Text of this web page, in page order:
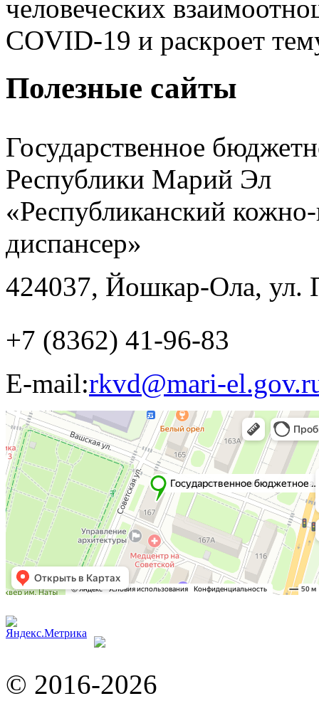
человеческих
COVID-19 и раскроет
Полезные сайты
Государственное
Республики Марий Эл
«Республиканский
диспансер»
424037, Йошкар-Ола, ул.
+7 (8362) 41-96-83
E-mail:rkvd@mari-
© 2016-2026